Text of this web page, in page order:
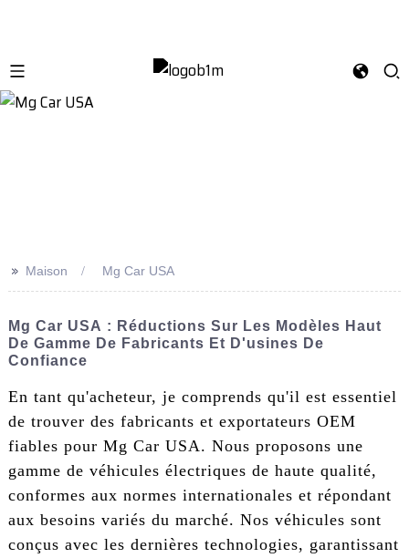
>> Maison Mg Car USA
Mg Car USA : Réductions Sur Les Modèles Haut
De Gamme De Fabricants Et D'usines De
Confiance
En tant qu'acheteur, je comprends qu'il est essentiel
de trouver des fabricants et exportateurs OEM
fiables pour Mg Car USA. Nous proposons une
gamme de véhicules électriques de haute qualité,
conformes aux normes internationales et répondant
aux besoins variés du marché. Nos véhicules sont
conçus avec les dernières technologies, garantissant